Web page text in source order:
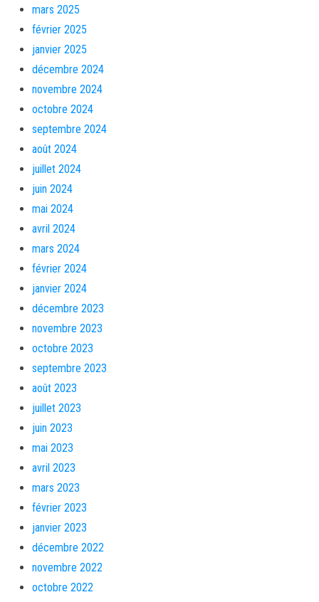
mars 2025
février 2025
janvier 2025
décembre 2024
novembre 2024
octobre 2024
septembre 2024
août 2024
juillet 2024
juin 2024
mai 2024
avril 2024
mars 2024
février 2024
janvier 2024
décembre 2023
novembre 2023
octobre 2023
septembre 2023
août 2023
juillet 2023
juin 2023
mai 2023
avril 2023
mars 2023
février 2023
janvier 2023
décembre 2022
novembre 2022
octobre 2022